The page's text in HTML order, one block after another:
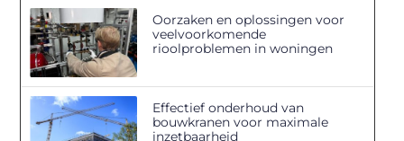
Oorzaken en oplossingen voor
veelvoorkomende
rioolproblemen in woningen
Effectief onderhoud van
bouwkranen voor maximale
inzetbaarheid